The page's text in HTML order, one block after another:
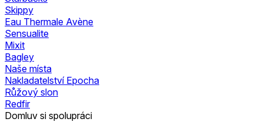
Skippy
Eau Thermale Avène
Sensualite
Mixit
Bagley
Naše místa
Nakladatelství Epocha
Růžový slon
Redfir
Domluv si spolupráci